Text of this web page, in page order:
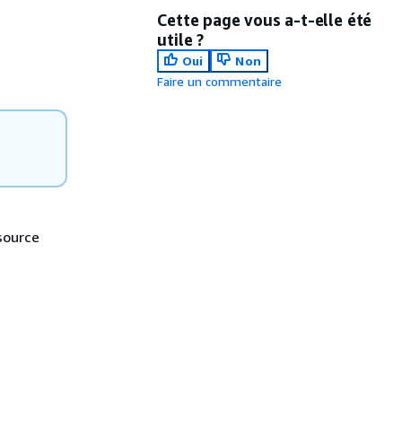
Cette page vous a-t-elle été
utile ?
Oui
Non
Faire un commentaire